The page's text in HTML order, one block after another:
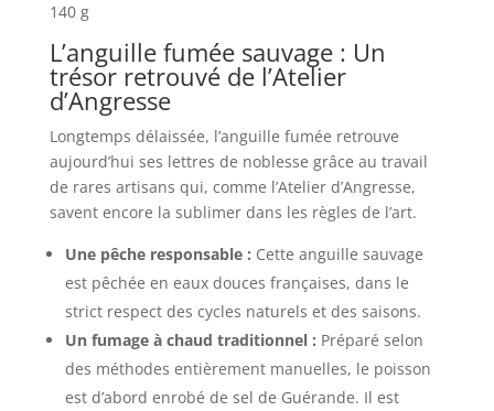
140 g
L’anguille fumée sauvage : Un
trésor retrouvé de l’Atelier
d’Angresse
Longtemps délaissée, l’anguille fumée retrouve
aujourd’hui ses lettres de noblesse grâce au travail
de rares artisans qui, comme l’Atelier d’Angresse,
savent encore la sublimer dans les règles de l’art.
Une pêche responsable : Cette anguille sauvage
est pêchée en eaux douces françaises, dans le
strict respect des cycles naturels et des saisons.
Un fumage à chaud traditionnel : Préparé selon
des méthodes entièrement manuelles, le poisson
est d’abord enrobé de sel de Guérande. Il est